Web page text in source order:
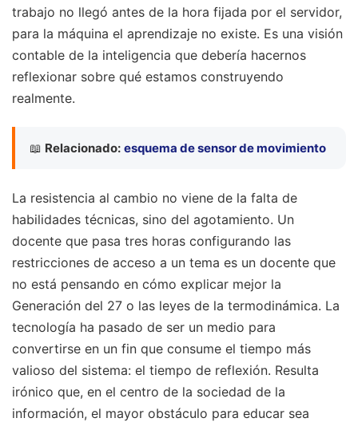
trabajo no llegó antes de la hora fijada por el servidor,
para la máquina el aprendizaje no existe. Es una visión
contable de la inteligencia que debería hacernos
reflexionar sobre qué estamos construyendo
realmente.
📖 Relacionado: esquema de sensor de movimiento
La resistencia al cambio no viene de la falta de
habilidades técnicas, sino del agotamiento. Un
docente que pasa tres horas configurando las
restricciones de acceso a un tema es un docente que
no está pensando en cómo explicar mejor la
Generación del 27 o las leyes de la termodinámica. La
tecnología ha pasado de ser un medio para
convertirse en un fin que consume el tiempo más
valioso del sistema: el tiempo de reflexión. Resulta
irónico que, en el centro de la sociedad de la
información, el mayor obstáculo para educar sea